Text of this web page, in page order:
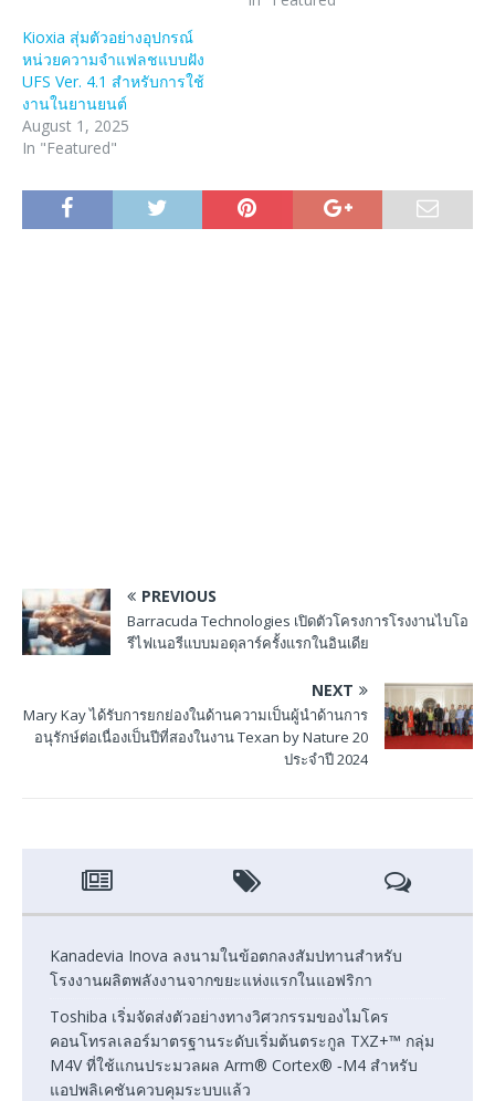
Kioxia สุ่มตัวอย่างอุปกรณ์
หน่วยความจำแฟลชแบบฝัง
UFS Ver. 4.1 สำหรับการใช้
งานในยานยนต์
August 1, 2025
In "Featured"
PREVIOUS
Barracuda Technologies เปิดตัวโครงการโรงงานไบโอ
รีไฟเนอรีแบบมอดุลาร์ครั้งแรกในอินเดีย
NEXT
Mary Kay ได้รับการยกย่องในด้านความเป็นผู้นำด้านการ
อนุรักษ์ต่อเนื่องเป็นปีที่สองในงาน Texan by Nature 20
ประจำปี 2024
Kanadevia Inova ลงนามในข้อตกลงสัมปทานสำหรับ
โรงงานผลิตพลังงานจากขยะแห่งแรกในแอฟริกา
Toshiba เริ่มจัดส่งตัวอย่างทางวิศวกรรมของไมโคร
คอนโทรลเลอร์มาตรฐานระดับเริ่มต้นตระกูล TXZ+™ กลุ่ม
M4V ที่ใช้แกนประมวลผล Arm® Cortex® ‑M4 สำหรับ
แอปพลิเคชันควบคุมระบบแล้ว